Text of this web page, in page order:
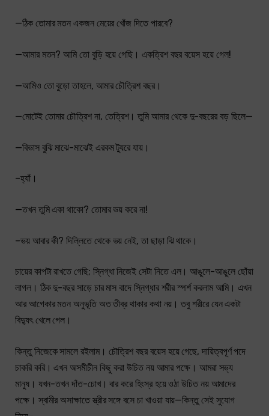
—ঠিক তোমার মতন একজন মেয়ের খোঁজ দিতে পারবে?
—আমার মতন? আমি তো বুড়ি হয়ে গেছি। একত্রিশ বছর বয়েস হয়ে গেল!
—আমিও তো বুড়ো তাহলে, আমার চৌত্রিশ বছর।
—মোটেই তোমার চৌত্রিশ না, তেত্রিশ। তুমি আমার থেকে দু-বছরের বড় ছিলে—
—বিভাস বুঝি মাঝে-মাঝেই এরকম ট্যুরে যায়।
–হ্যাঁ।
—তখন তুমি একা থাকো? তোমার ভয় করে না!
–ভয় আবার কী? দিল্লিতে থেকে ভয় নেই, তা ছাড়া ঝি থাকে।
চায়ের কাপটা রাখতে গেছি; স্নিগ্ধা নিজেই সেটা নিতে এল। আঙুলে-আঙুলে ছোঁয়া
লাগল। ঠিক দু-বছর সাড়ে চার মাস বাদে স্নিগ্ধার শরীর স্পর্শ করলাম আমি। এখন
আর আগেকার মতন অনুভূতি অত তীব্র থাকার কথা নয়। তবু শরীরে যেন একটা
বিদ্যুৎ খেলে গেল।
কিন্তু নিজেকে সামলে রইলাম। চৌত্রিশ বছর বয়েস হয়ে গেছে, দায়িত্বপূর্ণ পদে
চাকরি করি। এখন অসমীচীন কিছু করা উচিত নয় আমার পক্ষে। আমরা সভ্য
মানুষ। যখন-তখন দাঁত-চোখ। বার করে হিংস্র হয়ে ওঠা উচিত নয় আমাদের
পক্ষে। স্বামীর অসাক্ষাতে স্ত্রীর সঙ্গে বসে চা খাওয়া যায়—কিন্তু সেই সুযোগ